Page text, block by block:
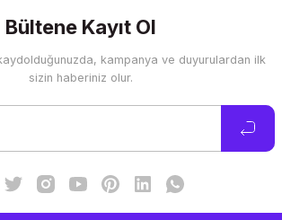
için teşekkür ederiz.
bozuk veya görüntülenemiyor.
Bültene Kayıt Ol
kampanya ve duyurulardan ilk
sizin haberiniz olur.